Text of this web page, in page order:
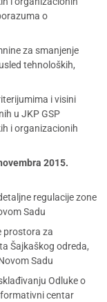
o
za smanjenje
tehnoloških,
i visini
u JKP GSP
i organizacionih
2015.
regulacije zone
Sadu
prostora za
Šajkaškog odreda,
Sadu
Odluke o
centar